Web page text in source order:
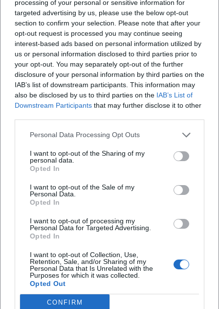
processing of your personal or sensitive information for
targeted advertising by us, please use the below opt-out
section to confirm your selection. Please note that after your
opt-out request is processed you may continue seeing
interest-based ads based on personal information utilized by
us or personal information disclosed to third parties prior to
your opt-out. You may separately opt-out of the further
disclosure of your personal information by third parties on the
IAB’s list of downstream participants. This information may
also be disclosed by us to third parties on the IAB’s List of
Downstream Participants that may further disclose it to other
Personal Data Processing Opt Outs
I want to opt-out of the Sharing of my
personal data.
Opted In
I want to opt-out of the Sale of my
Personal Data.
Opted In
I want to opt-out of processing my
Personal Data for Targeted Advertising.
Opted In
I want to opt-out of Collection, Use,
Retention, Sale, and/or Sharing of my
Personal Data that Is Unrelated with the
Purposes for which it was collected.
Opted Out
CONFIRM
Map unavailable
Open in Google Maps
Häufig gestellte Fragen
Für welches Alter ist das Angebot geeignet?
Muss man sich vorher anmelden?
Was sollen Kinder mitbringen?